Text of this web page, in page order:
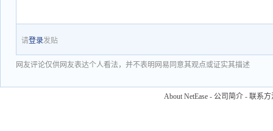
请登录发贴
网友评论仅供网友表达个人看法，并不表明网易同意其观点或证实其描述
About NetEase - 公司简介 - 联系方